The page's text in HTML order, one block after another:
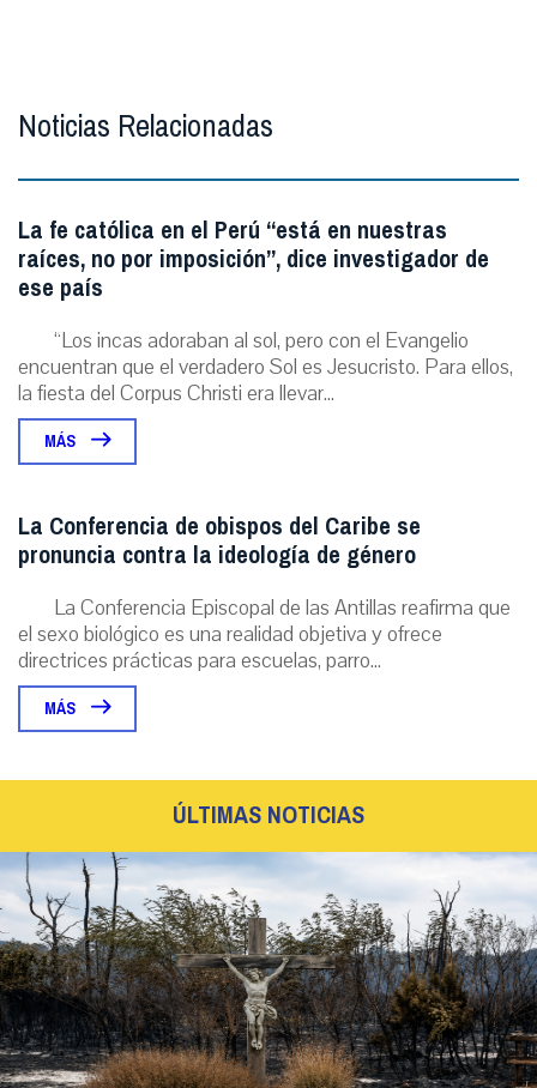
Noticias Relacionadas
La fe católica en el Perú “está en nuestras
raíces, no por imposición”, dice investigador de
ese país
“Los incas adoraban al sol, pero con el Evangelio
encuentran que el verdadero Sol es Jesucristo. Para ellos,
la fiesta del Corpus Christi era llevar...
MÁS
La Conferencia de obispos del Caribe se
pronuncia contra la ideología de género
La Conferencia Episcopal de las Antillas reafirma que
el sexo biológico es una realidad objetiva y ofrece
directrices prácticas para escuelas, parro...
MÁS
ÚLTIMAS NOTICIAS